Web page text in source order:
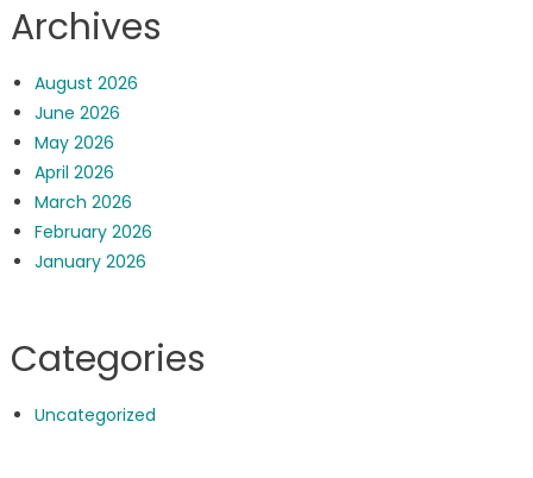
Archives
August 2026
June 2026
May 2026
April 2026
March 2026
February 2026
January 2026
Categories
Uncategorized